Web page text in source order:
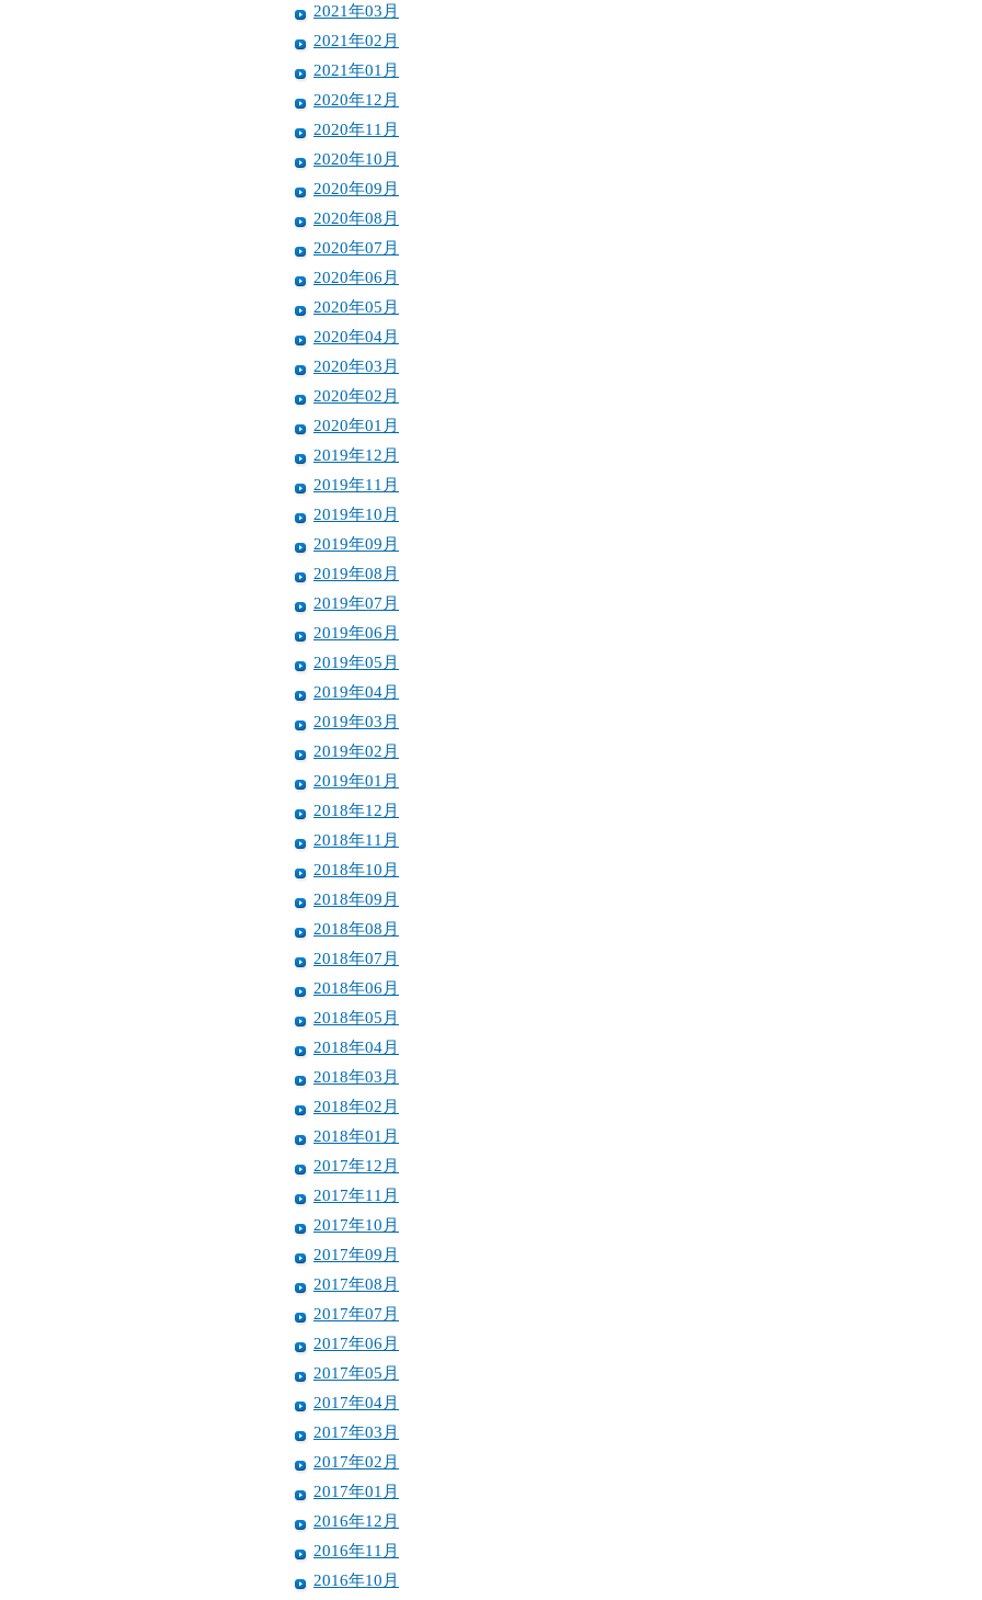
2021年03月
2021年02月
2021年01月
2020年12月
2020年11月
2020年10月
2020年09月
2020年08月
2020年07月
2020年06月
2020年05月
2020年04月
2020年03月
2020年02月
2020年01月
2019年12月
2019年11月
2019年10月
2019年09月
2019年08月
2019年07月
2019年06月
2019年05月
2019年04月
2019年03月
2019年02月
2019年01月
2018年12月
2018年11月
2018年10月
2018年09月
2018年08月
2018年07月
2018年06月
2018年05月
2018年04月
2018年03月
2018年02月
2018年01月
2017年12月
2017年11月
2017年10月
2017年09月
2017年08月
2017年07月
2017年06月
2017年05月
2017年04月
2017年03月
2017年02月
2017年01月
2016年12月
2016年11月
2016年10月